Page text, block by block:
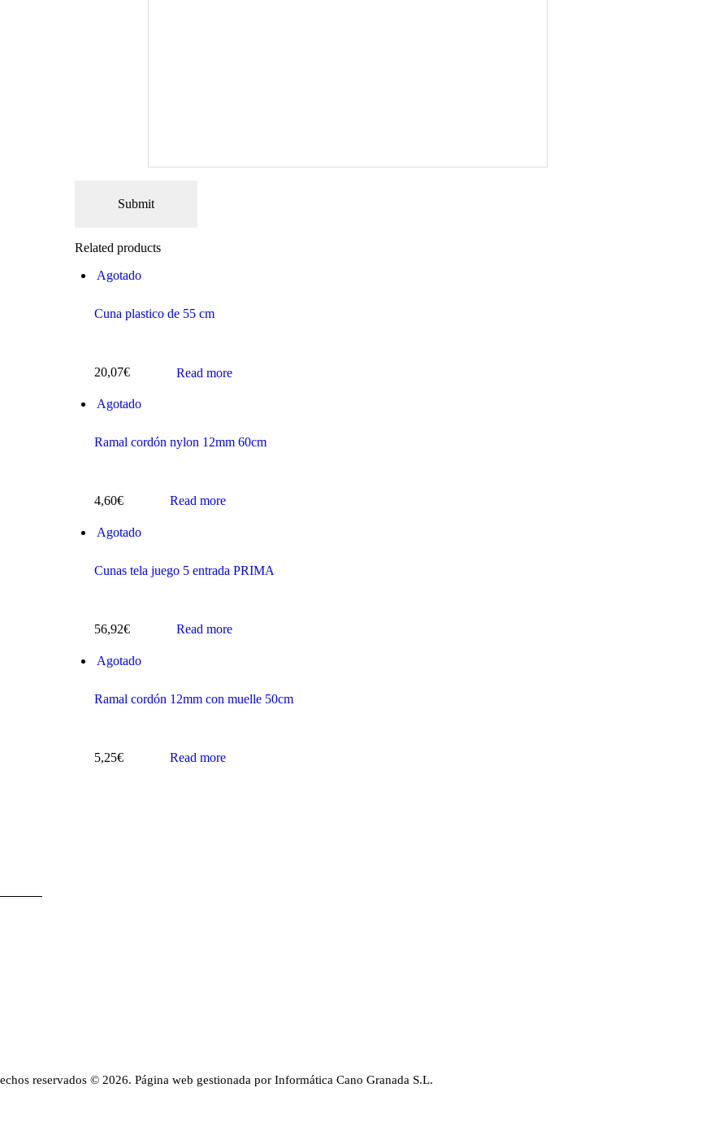
Related products
Agotado
Cuna plastico de 55 cm
20,07€ Read more
Agotado
Ramal cordón nylon 12mm 60cm
4,60€ Read more
Agotado
Cunas tela juego 5 entrada PRIMA
56,92€ Read more
Agotado
Ramal cordón 12mm con muelle 50cm
5,25€ Read more
reservados © 2026. Página web gestionada por Informática Cano Granada S.L.